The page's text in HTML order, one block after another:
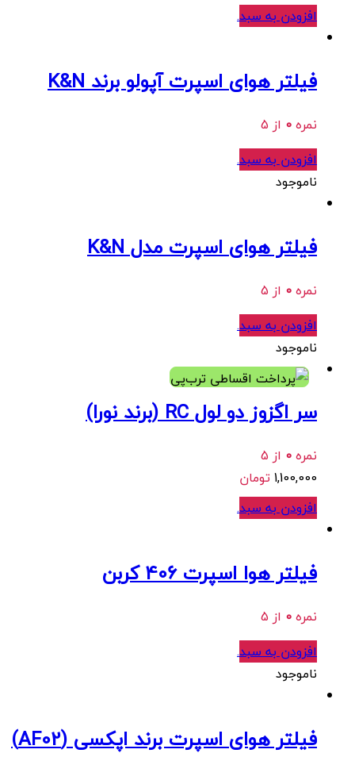
افزودن به سبد.
فیلتر هوای اسپرت آپولو برند K&N
نمره0 از 5
افزودن به سبد.
ناموجود
فیلتر هوای اسپرت مدل K&N
نمره0 از 5
افزودن به سبد.
ناموجود
هر قسط 275,000تومان • خرید قسطی با ترب‌پی بدون کارمزد
سر اگزوز دو لول RC (برند نورا)
نمره0 از 5
1,100,000تومان
افزودن به سبد.
فیلتر هوا اسپرت 406 کربن
نمره0 از 5
افزودن به سبد.
ناموجود
فیلتر هوای اسپرت برند اپکسی (AF02)